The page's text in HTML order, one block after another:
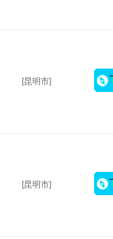
[昆明市]
[昆明市]